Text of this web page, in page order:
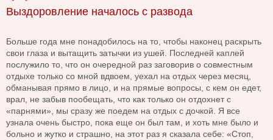
Выздоровление началось с развода
Больше года мне понадобилось на то, чтобы наконец раскрыть
свои глаза и вытащить затычки из ушей. Последней каплей
послужило то, что он очередной раз заговорив о совместным
отдыхе только со мной вдвоем, уехал на отдых через месяц,
обманывая прямо в лицо, и на прямые вопросы, с кем он едет,
врал, не забыв пообещать, что как только он отдохнет с
«парнями», мы сразу же поедем на отдых с дочкой. Я все
узнала очень быстро, пока еще он был там, и хоть мне было и
больно и жутко и страшно, на этот раз я сказала себе: «Стоп,